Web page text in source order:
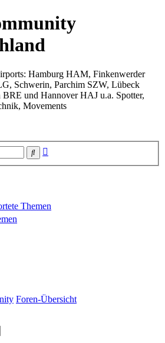
Hamburg HAM, Finkenwerder
Schwerin, Parchim SZW, Lübeck
und Hannover HAJ u.a. Spotter,
Movements
Suche
Themen
Foren-Übersicht